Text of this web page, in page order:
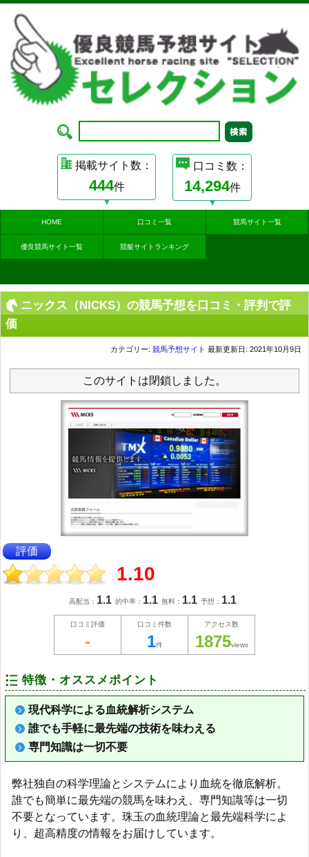
掲載サイト数：
444件
口コミ数：
14,294件
HOME 口コミ一覧 競馬サイト一覧
優良競馬サイト一覧 競艇サイトランキング
ニックス（NICKS）の競馬予想を口コミ・評判で評
価
カテゴリー: 競馬予想サイト 最新更新日: 2021年10月9日
このサイトは閉鎖しました。
評価
1.10
高配当： 1.1 的中率： 1.1 無料： 1.1 予想： 1.1
口コミ評価
-
口コミ件数
1件
アクセス数
1875views
特徴・オススメポイント
現代科学による血統解析システム
誰でも手軽に最先端の技術を味わえる
専門知識は一切不要
弊社独自の科学理論とシステムにより血統を徹底解析。
誰でも簡単に最先端の競馬を味わえ、専門知識等は一切
不要となっています。珠玉の血統理論と最先端科学によ
り、超高精度の情報をお届けしています。